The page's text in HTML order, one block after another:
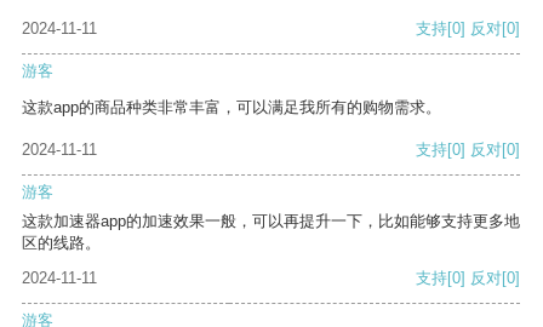
2024-11-11 支持[0] 反对[0]
游客
这款app的商品种类非常丰富，可以满足我所有的购物需求。
2024-11-11 支持[0] 反对[0]
游客
这款加速器app的加速效果一般，可以再提升一下，比如能够支持更多地
区的线路。
2024-11-11
支持[0] 反对[0]
游客